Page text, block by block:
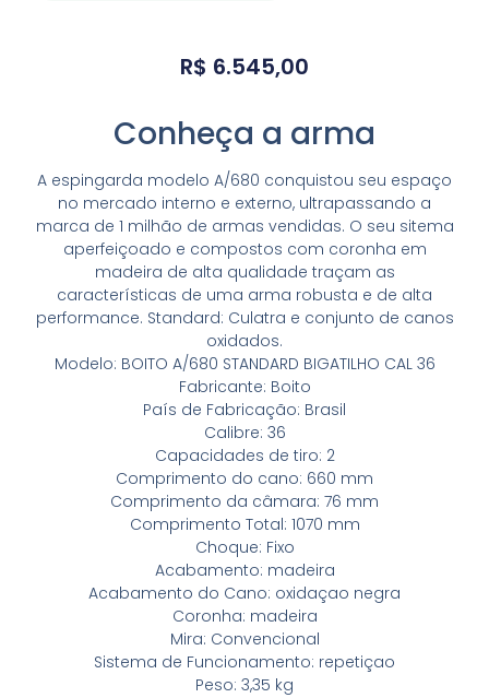
R$ 6.545,00
Conheça a arma
A espingarda modelo A/680 conquistou seu espaço
no mercado interno e externo, ultrapassando a
marca de 1 milhão de armas vendidas. O seu sitema
aperfeiçoado e compostos com coronha em
madeira de alta qualidade traçam as
características de uma arma robusta e de alta
performance. Standard: Culatra e conjunto de canos
oxidados.
Modelo: BOITO A/680 STANDARD BIGATILHO CAL 36
Fabricante: Boito
País de Fabricação: Brasil
Calibre: 36
Capacidades de tiro: 2
Comprimento do cano: 660 mm
Comprimento da câmara: 76 mm
Comprimento Total: 1070 mm
Choque: Fixo
Acabamento: madeira
Acabamento do Cano: oxidaçao negra
Coronha: madeira
Mira: Convencional
Sistema de Funcionamento: repetiçao
Peso: 3,35 kg